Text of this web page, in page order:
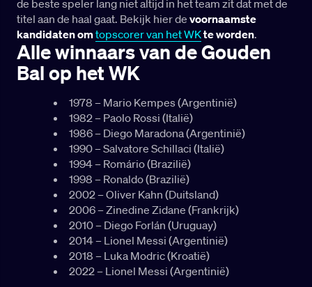
de beste speler lang niet altijd in het team zit dat met de
titel aan de haal gaat. Bekijk hier de voornaamste
kandidaten omtopscorer van het WKte worden.
Alle winnaars van de Gouden
Bal op het WK
1978 – Mario Kempes (Argentinië)
1982 – Paolo Rossi (Italië)
1986 – Diego Maradona (Argentinië)
1990 – Salvatore Schillaci (Italië)
1994 – Romário (Brazilië)
1998 – Ronaldo (Brazilië)
2002 – Oliver Kahn (Duitsland)
2006 – Zinedine Zidane (Frankrijk)
2010 – Diego Forlán (Uruguay)
2014 – Lionel Messi (Argentinië)
2018 – Luka Modric (Kroatië)
2022 – Lionel Messi (Argentinië)